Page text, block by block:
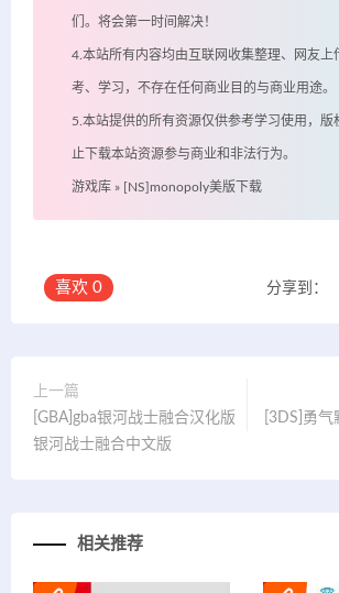
们。将会第一时间解决！
4.本站所有内容均由互联网收集整理、网友上
考、学习，不存在任何商业目的与商业用途。
5.本站提供的所有资源仅供参考学习使用，版
止下载本站资源参与商业和非法行为。
游戏库 » [NS]monopoly美版下载
喜欢 0 分享到：
上一篇
[GBA]gba银河战士融合汉化版
银河战士融合中文版
[3DS]勇
相关推荐